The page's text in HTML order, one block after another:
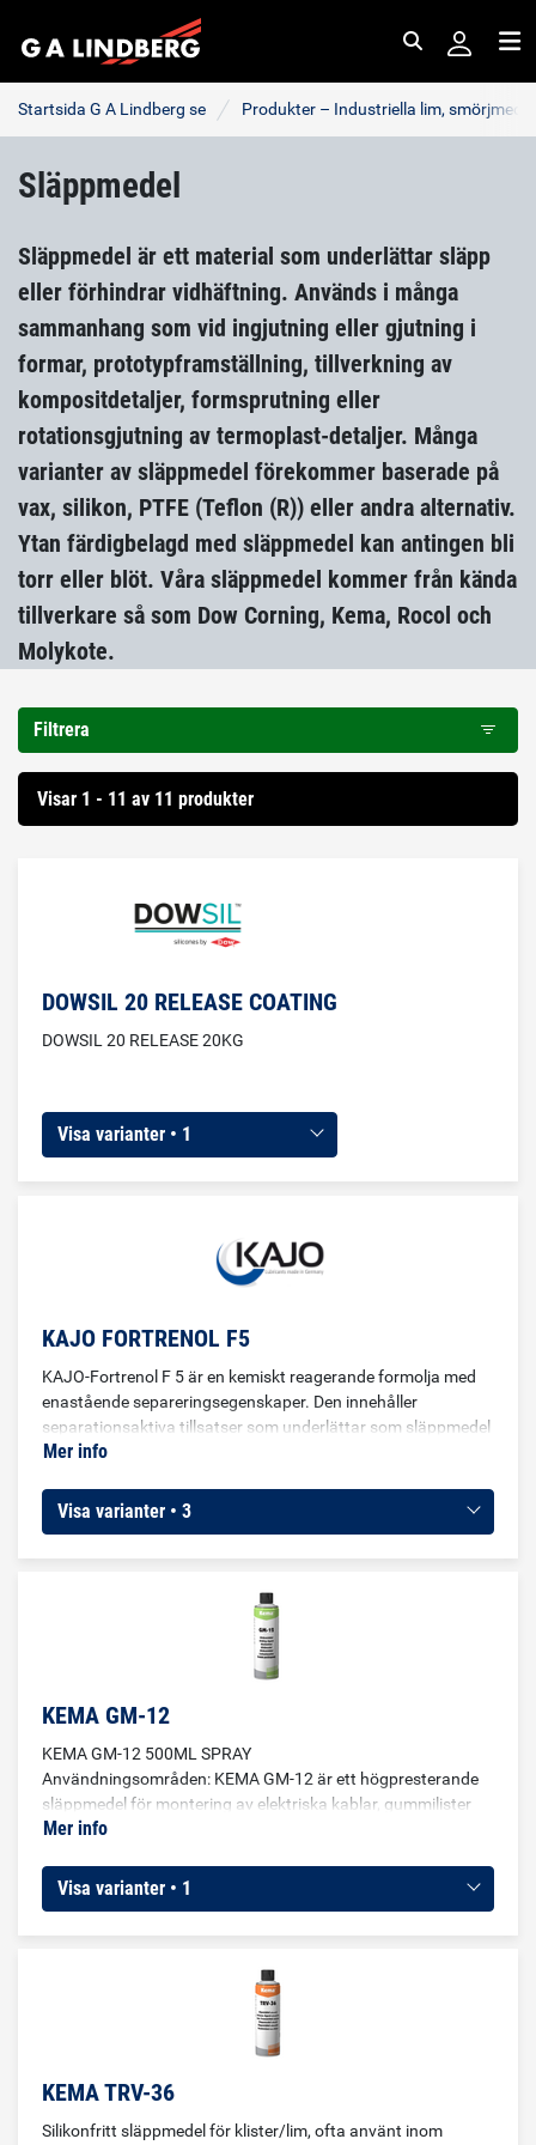
Startsida G A Lindberg se Produkter – Industriella lim,
Släppmedel
Släppmedel är ett material som underlättar släpp
eller förhindrar vidhäftning. Används i många
sammanhang som vid ingjutning eller gjutning i
formar, prototypframställning, tillverkning av
kompositdetaljer, formsprutning eller
rotationsgjutning av termoplast-detaljer. Många
varianter av släppmedel förekommer baserade på
vax, silikon, PTFE (Teflon (R)) eller andra alternativ.
Ytan färdigbelagd med släppmedel kan antingen bli
torr eller blöt. Våra släppmedel kommer från kända
tillverkare så som Dow Corning, Kema, Rocol och
Molykote.
Filtrera
Visar 1 - 11 av 11 produkter
DOWSIL 20 RELEASE COATING
DOWSIL 20 RELEASE 20KG
Visa varianter • 1
KAJO FORTRENOL F5
KAJO-Fortrenol F 5 är en kemiskt reagerande formolja med
enastående separeringsegenskaper. Den innehåller
separationsaktiva tillsatser som underlättar som släppmedel
av formsättningsområde efter härdning av betong.
ge ett effektiv separationsskikt, även vid komplicerade lister.
Mer info
Visa varianter • 3
KEMA GM-12
KEMA GM-12 500ML SPRAY
Användningsområden: KEMA GM-12 är ett högpresterande
släppmedel för montering av elektriska kablar, gummilister
m.m. Medlet avlägsnar friktion vid montering av avlopp och
packningar. KEMA GM-12 släppmedel består av 36 % silikon
och motverkar korrosion. Egenskaper: Effektivt släppmedel
Mer info
Visa varianter • 1
KEMA TRV-36
Silikonfritt släppmedel för klister/lim, ofta använt inom